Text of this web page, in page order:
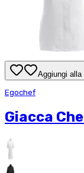
Aggiungi
Egochef
Giacca